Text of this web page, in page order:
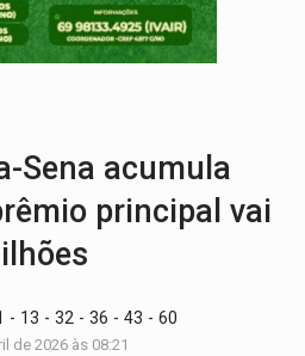
FRAUDES:Polícia Civil deflagra a terceira fase da
Sena acumula
principal vai
- 13 - 32 - 36 - 43 - 60
de 2026 às 08:21